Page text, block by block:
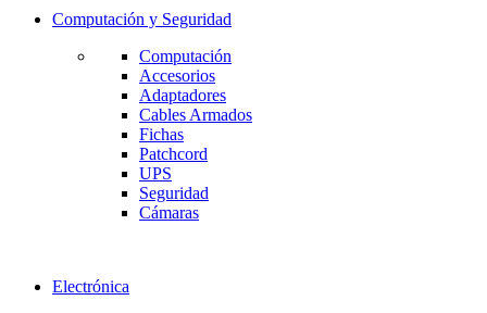
Computación y Seguridad
Computación
Accesorios
Adaptadores
Cables Armados
Fichas
Patchcord
UPS
Seguridad
Cámaras
Electrónica